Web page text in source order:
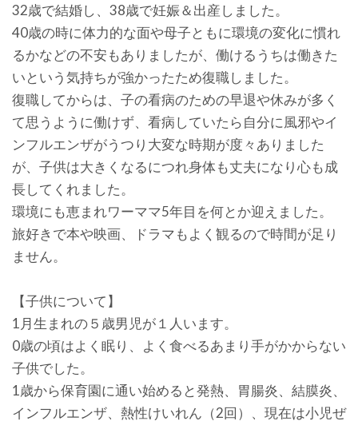
32歳で結婚し、38歳で妊娠＆出産しました。
40歳の時に体力的な面や母子ともに環境の変化に慣れ
るかなどの不安もありましたが、働けるうちは働きた
いという気持ちが強かったため復職しました。
復職してからは、子の看病のための早退や休みが多く
て思うように働けず、看病していたら自分に風邪やイ
ンフルエンザがうつり大変な時期が度々ありました
が、子供は大きくなるにつれ身体も丈夫になり心も成
長してくれました。
環境にも恵まれワーママ5年目を何とか迎えました。
旅好きで本や映画、ドラマもよく観るので時間が足り
ません。
【子供について】
1月生まれの５歳男児が１人います。
0歳の頃はよく眠り、よく食べるあまり手がかからない
子供でした。
1歳から保育園に通い始めると発熱、胃腸炎、結膜炎、
インフルエンザ、熱性けいれん（2回）、現在は小児ぜ